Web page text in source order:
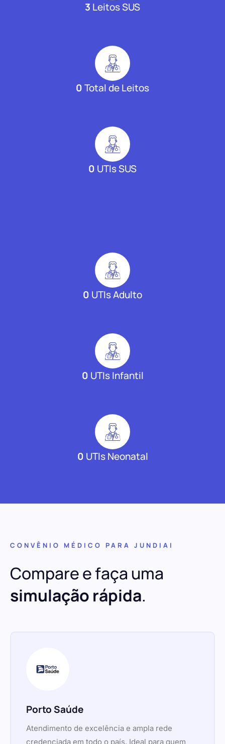
3 Leitos SUS
0Total de Leitos
0 UTIs SUS
0 UTIs Adulto
0 UTIs Infantil
0 UTIs Neonatal
CONVÊNIO MÉDICO PARA JUNDIAI
Compare e faça uma
simulação rápida.
Porto Saúde
Atendimento de excelência e ampla rede
credenciada em todo o país. Ideal para quem